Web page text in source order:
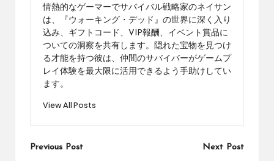
情熱的なゲーマーでサバイバル戦略家のネイサン
は、『ウォーキング・デッド』の世界に深く入り
込み、ギフトコード、VIP報酬、イベント賞品に
ついての洞察を共有します。隠れた宝物を見つけ
る才能を持つ彼は、仲間のサバイバーがゲームプ
レイ体験を最大限に活用できるよう手助けしてい
ます。
View All Posts
Post
Previous Post Next Post